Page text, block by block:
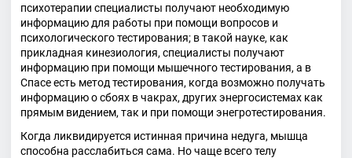
психотерапии специалисты получают необходимую
информацию для работы при помощи вопросов и
психологического тестирования; в такой науке, как
прикладная кинезиология, специалисты получают
информацию при помощи мышечного тестирования, а в
Спасе есть метод тестирования, когда возможно получать
информацию о сбоях в чакрах, других энергосистемах как
прямым видением, так и при помощи энегротестирования.
Когда ликвидируется истинная причина недуга, мышца
способна расслабиться сама. Но чаще всего телу